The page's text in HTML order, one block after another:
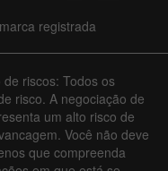
registrada
riscos: Todos os
risco. A negociação de
um alto risco de
Você não deve
que compreenda